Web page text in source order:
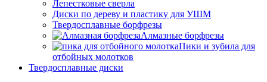
Лепестковые сверла
Диски по дереву и пластику для УШМ
Твердосплавные борфрезы
Алмазные борфрезы
Пики и зубила для
отбойных молотков
Твердосплавные диски